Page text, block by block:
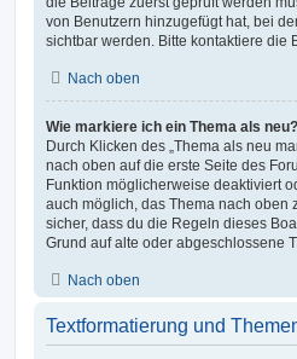
von Benutzern hinzugefügt hat, bei
sichtbar werden. Bitte kontaktiere die
Nach oben
Wie markiere ich ein Thema als neu?
Durch Klicken des „Thema als neu
nach oben auf die erste Seite des
Funktion möglicherweise deaktiviert
auch möglich, das Thema nach oben
sicher, dass du die Regeln dieses
Grund auf alte oder abgeschlossene
Nach oben
Textformatierung und